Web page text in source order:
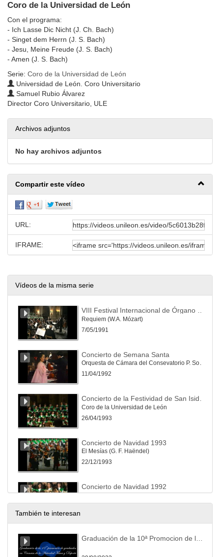
Coro de la Universidad de León
Con el programa:
- Ich Lasse Dic Nicht (J. Ch. Bach)
- Singet dem Herrn (J. S. Bach)
- Jesu, Meine Freude (J. S. Bach)
- Amen (J. S. Bach)
Serie: Coro de la Universidad de León
Universidad de León. Coro Universitario
Samuel Rubio Álvarez
Director Coro Universitario, ULE
Archivos adjuntos
No hay archivos adjuntos
Compartir este vídeo
URL:
IFRAME:
Vídeos de la misma serie
Requiem (W.A. Mózart)
7/05/1991
Concierto de Semana Santa
Orquesta de Cámara del Consevatorio P. Soler de San Lorenzo del Escorial / Coro de la Universidad de León
11/04/1992
Coro de la Universidad de León
26/04/1993
Concierto de Navidad 1993
El Mesías (G. F. Haëndel)
22/12/1993
Concierto de Navidad 1992
Oratorio de Navidad (Saint-Saèns) / Magnificat (J.S. Bach)
Orquesta Sinfónica de Estudiantes de la Comunidad de Madrid, con la colaboración del Coro de la Universidad de León
También te interesan